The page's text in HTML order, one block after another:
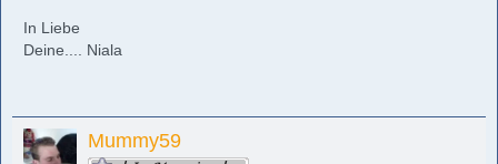
In Liebe
Deine.... Niala
Mummy59